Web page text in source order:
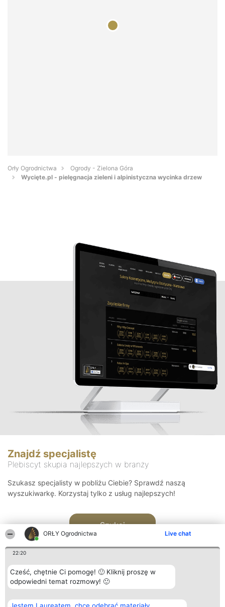
ORŁY Ogrodnictwa Live chat
22:20
Cześć, chętnie Ci pomogę! 🙂 Kliknij proszę w
odpowiedni temat rozmowy! 🙂
Orły Ogrodnictwa
Ogrody - Zielona Góra
Wycięte.pl - pielęgnacja zieleni i alpinistyczna wycinka drzew
Znajdź specjalistę
Plebiscyt skupia najlepszych w branży
Szukasz specjalisty w pobliżu Ciebie? Sprawdź naszą
wyszukiwarkę. Korzystaj tylko z usług najlepszych!
Szukaj
Organizator plebiscytu Plebiscyt Kontakt